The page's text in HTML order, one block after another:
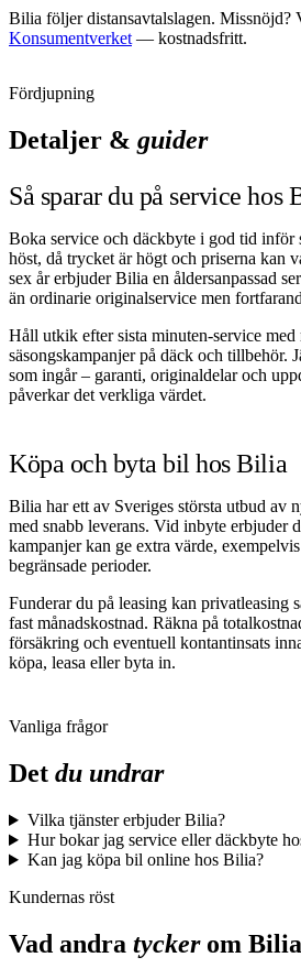
Bilia följer distansavtalslagen. Missnöjd?
Konsumentverket — kostnadsfritt.
Fördjupning
Detaljer & guider
Så sparar du på service hos
Boka service och däckbyte i god tid inför
höst, då trycket är högt och priserna kan
sex år erbjuder Bilia en åldersanpassad
än ordinarie originalservice men
Håll utkik efter sista minuten-service med
säsongskampanjer på däck och tillbehör.
som ingår – garanti, originaldelar och
påverkar det verkliga värdet.
Köpa och byta bil hos Bilia
Bilia har ett av Sveriges största utbud av
med snabb leverans. Vid inbyte erbjuder
kampanjer kan ge extra värde,
begränsade perioder.
Funderar du på leasing kan privatleasing
fast månadskostnad. Räkna på
försäkring och eventuell kontantinsats
köpa, leasa eller byta in.
Vanliga frågor
Det du undrar
Vilka tjänster erbjuder Bilia?
Hur bokar jag service eller däckbyte
Kan jag köpa bil online hos Bilia?
Kundernas röst
Vad andra tyckerom Bilia